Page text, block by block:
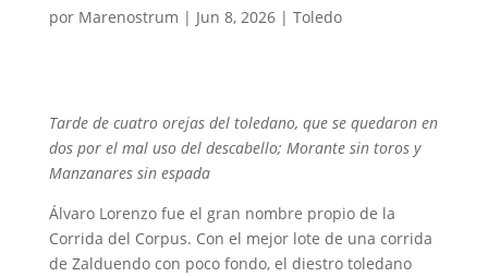
por Marenostrum | Jun 8, 2026| Toledo
Tarde de cuatro orejas del toledano, que se quedaron en
dos por el mal uso del descabello; Morante sin toros y
Manzanares sin espada
Álvaro Lorenzo fue el gran nombre propio de la
Corrida del Corpus. Con el mejor lote de una corrida
de Zalduendo con poco fondo, el diestro toledano